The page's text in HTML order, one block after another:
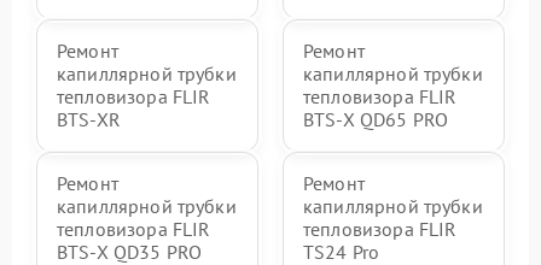
Ремонт
капиллярной трубки
тепловизора FLIR
BTS-XR
Ремонт
капиллярной трубки
тепловизора FLIR
BTS-X QD65 PRO
Ремонт
капиллярной трубки
тепловизора FLIR
BTS-X QD35 PRO
Ремонт
капиллярной трубки
тепловизора FLIR
TS24 Pro